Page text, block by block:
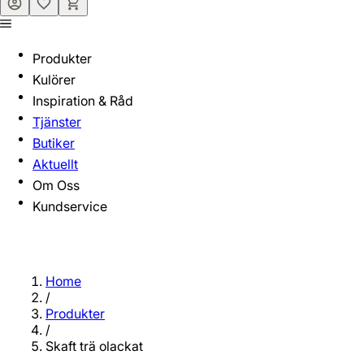
Produkter
Kulörer
Inspiration & Råd
Tjänster
Butiker
Aktuellt
Om Oss
Kundservice
Home
/
Produkter
/
Skaft trä olackat